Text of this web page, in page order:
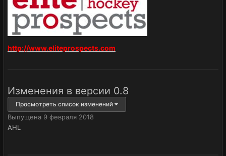
http://www.eliteprospects.com
Изменения в версии 0.8
Просмотреть список изменений
Выпущена 9 февраля 2018
AHL